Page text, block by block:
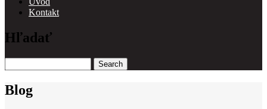
Main
navigation
Kontakt
Hľadať
Blog